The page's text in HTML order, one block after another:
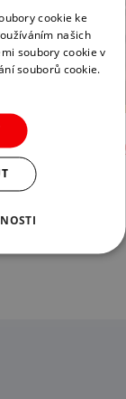
cookie ke
našich
soubory cookie v
souborů cookie.